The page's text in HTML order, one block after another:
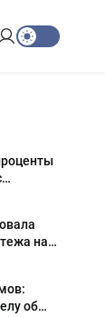
на
об